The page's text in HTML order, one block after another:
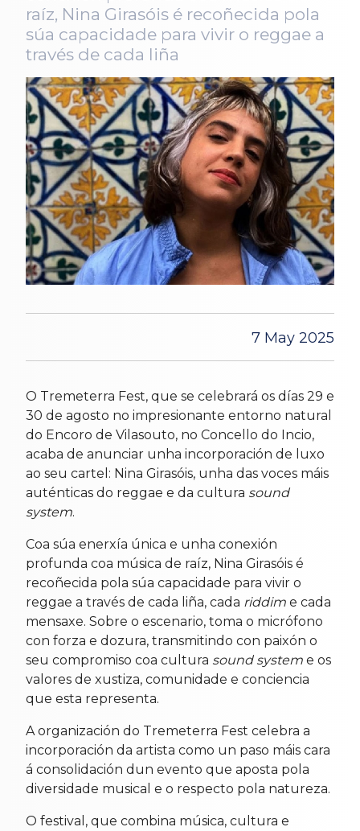
raíz, Nina Girasóis é recoñecida pola
súa capacidade para vivir o reggae a
través de cada liña
7 May 2025
O Tremeterra Fest, que se celebrará os días 29 e
30 de agosto no impresionante entorno natural
do Encoro de Vilasouto, no Concello do Incio,
acaba de anunciar unha incorporación de luxo
ao seu cartel: Nina Girasóis, unha das voces máis
auténticas do reggae e da cultura sound
system.
Coa súa enerxía única e unha conexión
profunda coa música de raíz, Nina Girasóis é
recoñecida pola súa capacidade para vivir o
reggae a través de cada liña, cada riddim e cada
mensaxe. Sobre o escenario, toma o micrófono
con forza e dozura, transmitindo con paixón o
seu compromiso coa cultura sound system e os
valores de xustiza, comunidade e conciencia
que esta representa.
A organización do Tremeterra Fest celebra a
incorporación da artista como un paso máis cara
á consolidación dun evento que aposta pola
diversidade musical e o respecto pola natureza.
O festival, que combina música, cultura e